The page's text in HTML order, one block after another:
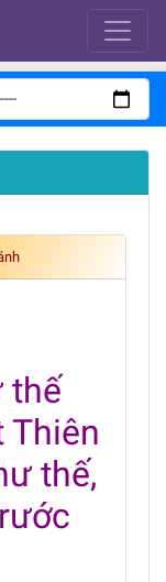
thế
Thiên
thế,